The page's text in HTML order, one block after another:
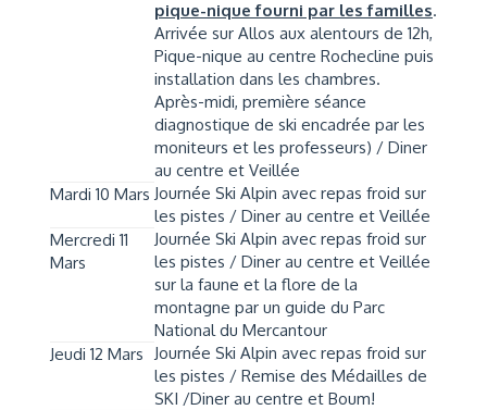
pique-nique fourni par les familles.
Arrivée sur Allos aux alentours de 12h,
Pique-nique au centre Rochecline puis
installation dans les chambres.
Après-midi, première séance
diagnostique de ski encadrée par les
moniteurs et les professeurs) / Diner
au centre et Veillée
Mardi 10 Mars Journée Ski Alpin avec repas froid sur
les pistes / Diner au centre et Veillée
Mercredi 11
Mars
Journée Ski Alpin avec repas froid sur
les pistes / Diner au centre et Veillée
sur la faune et la flore de la
montagne par un guide du Parc
National du Mercantour
Jeudi 12 Mars
Journée Ski Alpin avec repas froid sur
les pistes / Remise des Médailles de
SKI /Diner au centre et Boum!